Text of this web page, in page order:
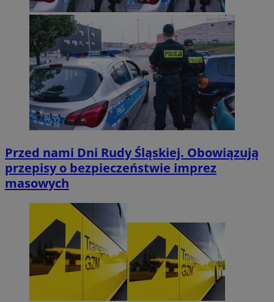
Przed nami Dni Rudy Śląskiej. Obowiązują
przepisy o bezpieczeństwie imprez
masowych